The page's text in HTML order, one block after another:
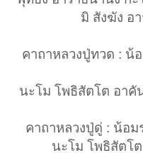
มิ สังฆัง อ
คาถาหลวงปู่ทวด : น้
นะโม โพธิสัตโต อาคั
คาถาหลวงปู่ดู่ : น้อม
นะโม โพธิสัตโ